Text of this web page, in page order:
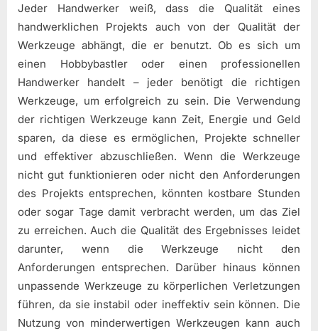
Jeder Handwerker weiß, dass die Qualität eines
handwerklichen Projekts auch von der Qualität der
Werkzeuge abhängt, die er benutzt. Ob es sich um
einen Hobbybastler oder einen professionellen
Handwerker handelt – jeder benötigt die richtigen
Werkzeuge, um erfolgreich zu sein. Die Verwendung
der richtigen Werkzeuge kann Zeit, Energie und Geld
sparen, da diese es ermöglichen, Projekte schneller
und effektiver abzuschließen. Wenn die Werkzeuge
nicht gut funktionieren oder nicht den Anforderungen
des Projekts entsprechen, könnten kostbare Stunden
oder sogar Tage damit verbracht werden, um das Ziel
zu erreichen. Auch die Qualität des Ergebnisses leidet
darunter, wenn die Werkzeuge nicht den
Anforderungen entsprechen. Darüber hinaus können
unpassende Werkzeuge zu körperlichen Verletzungen
führen, da sie instabil oder ineffektiv sein können. Die
Nutzung von minderwertigen Werkzeugen kann auch